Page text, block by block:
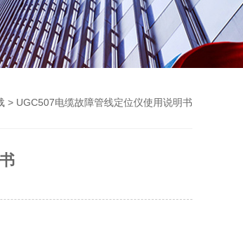
> UGC507电缆故障管线定位仪使用说明书